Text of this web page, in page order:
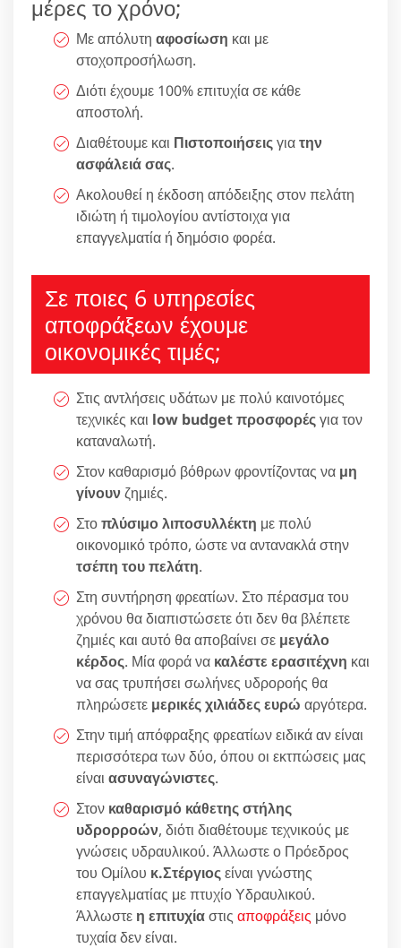
μέρες το χρόνο;
Με απόλυτη αφοσίωση και με
στοχοπροσήλωση.
Διότι έχουμε 100% επιτυχία σε κάθε
αποστολή.
Διαθέτουμε και Πιστοποιήσειςγιατην
ασφάλειά σας.
Ακολουθεί η έκδοση απόδειξης στον πελάτη
ιδιώτη ή τιμολογίου αντίστοιχα για
επαγγελματία ή δημόσιο φορέα.
Σε ποιες 6 υπηρεσίες
αποφράξεων έχουμε
οικονομικές τιμές;
Στις αντλήσεις υδάτων με πολύ καινοτόμες
τεχνικές και low budget προσφορέςγια τον
καταναλωτή.
Στον καθαρισμό βόθρων φροντίζοντας να μη
γίνουνζημιές.
Στοπλύσιμο λιποσυλλέκτη με πολύ
οικονομικό τρόπο, ώστε να αντανακλά στην
τσέπη του πελάτη.
Στη συντήρηση φρεατίων. Στο πέρασμα του
χρόνου θα διαπιστώσετε ότι δεν θα βλέπετε
ζημιές και αυτό θα αποβαίνει σε μεγάλο
κέρδος. Μία φορά να καλέστε ερασιτέχνη και
να σας τρυπήσει σωλήνες υδροροής θα
πληρώσετε μερικές χιλιάδες ευρώ αργότερα.
Στην τιμή απόφραξης φρεατίων ειδικά αν είναι
περισσότερα των δύο, όπου οι εκτπώσεις μας
είναι ασυναγώνιστες.
Στον καθαρισμό κάθετης στήλης
υδρορροών, διότι διαθέτουμε τεχνικούς με
γνώσεις υδραυλικού. Άλλωστε ο Πρόεδρος
του Ομίλου κ.Στέργιοςείναι γνώστης
επαγγελματίας με πτυχίο Υδραυλικού.
Άλλωστε η επιτυχίαστις αποφράξεις μόνο
τυχαία δεν είναι.